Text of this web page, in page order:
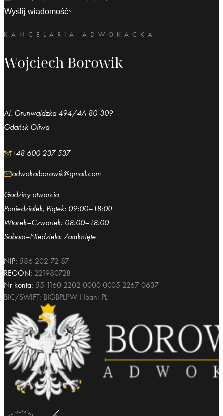
NIP: 586 202 72 87
REGON: 221980728
Nr konta: 55 1160 2202 0000 0005 2267 0637
BIC/SWIFT: BIGBPLPW I Iban: PL
KANCELARIA ADWOKACKA
Wojciech Borowik
Al. Grunwaldzka 494/4A 80-309
Gdańsk Oliwa
+48 600 237 537
adwokatborowik@gmail.com
Godziny otwarcia
Poniedziałek, Piątek: 09:00–18:00
Wtorek–Czwartek: 08:00–18:00
Sobota–Niedziela: Zamknięte
Wyślij wiadomość